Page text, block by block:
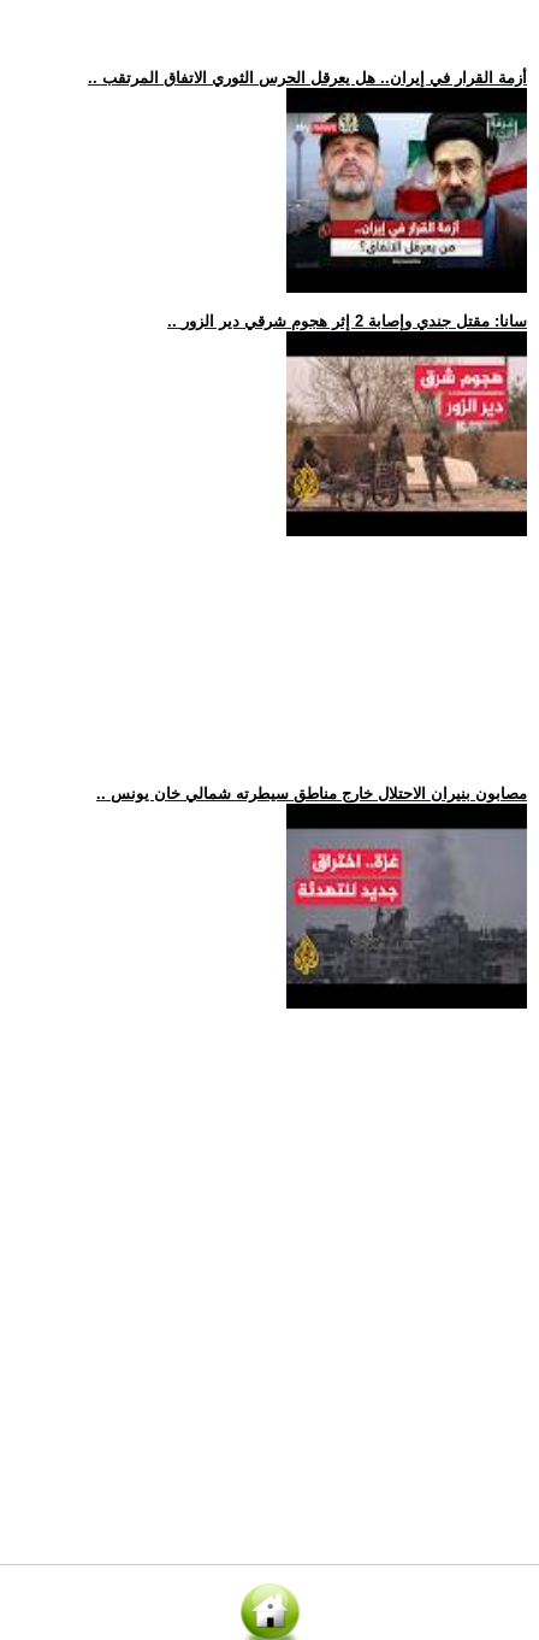
.. أزمة القرار في إيران.. هل يعرقل الحرس الثوري الاتفاق المرتقب
.. سانا: مقتل جندي وإصابة 2 إثر هجوم شرقي دير الزور
.. مصابون بنيران الاحتلال خارج مناطق سيطرته شمالي خان يونس